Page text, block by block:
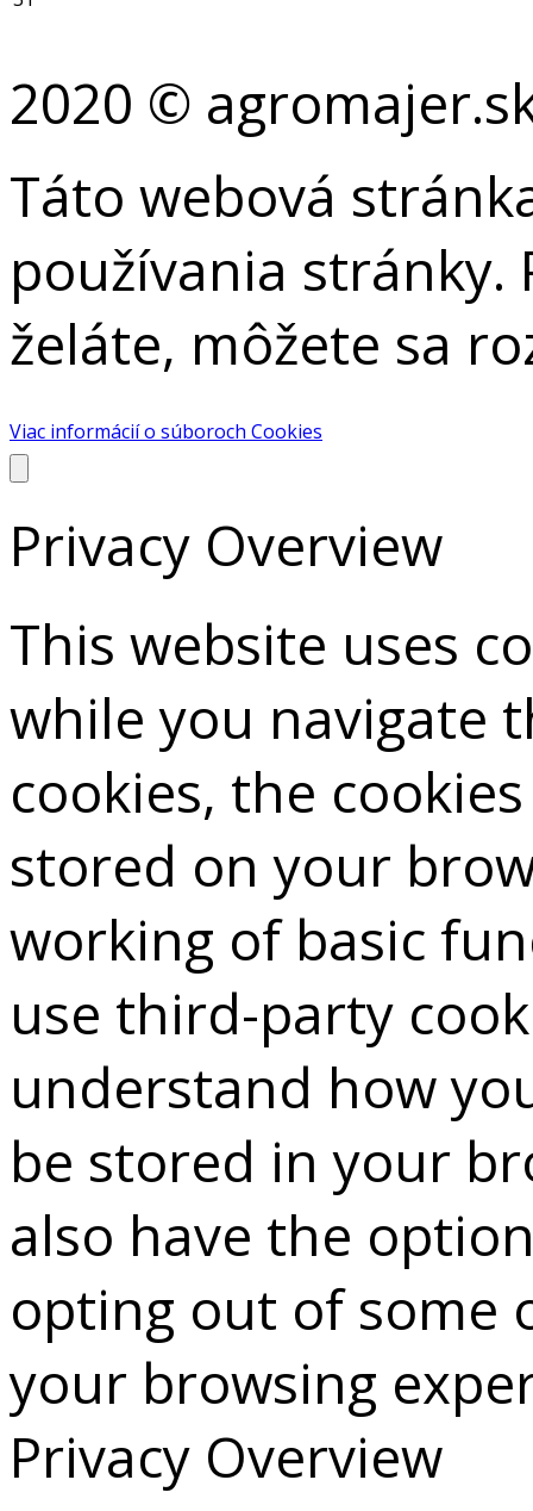
2020 ©
Táto webová
používania stránky.
želáte, môžete sa
Viac informácií o súboroch Cookies
Privacy Overview
This website uses
while you navigate
cookies, the
stored on your
working of basic
use third-party
understand how
be stored in your
also have the
opting out of some
your browsing
Privacy Overview